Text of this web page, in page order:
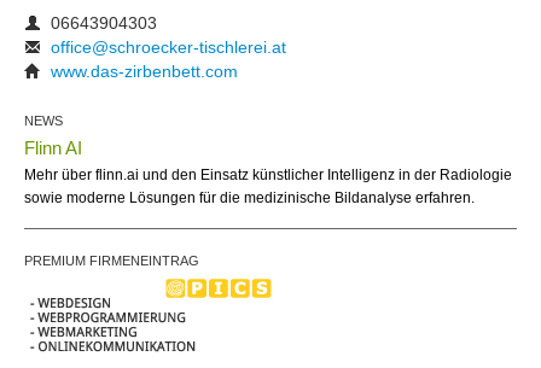
06643904303
office@schroecker-tischlerei.at
www.das-zirbenbett.com
NEWS
Flinn AI
Mehr über flinn.ai und den Einsatz künstlicher Intelligenz in der Radiologie
sowie moderne Lösungen für die medizinische Bildanalyse erfahren.
PREMIUM FIRMENEINTRAG